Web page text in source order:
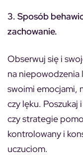
3. Sposób
zachowanie.
Obserwuj się i
na niepowodzenia
swoimi emocjami,
czy lęku. Poszukaj
czy strategie
kontrolowany i
uczuciom.